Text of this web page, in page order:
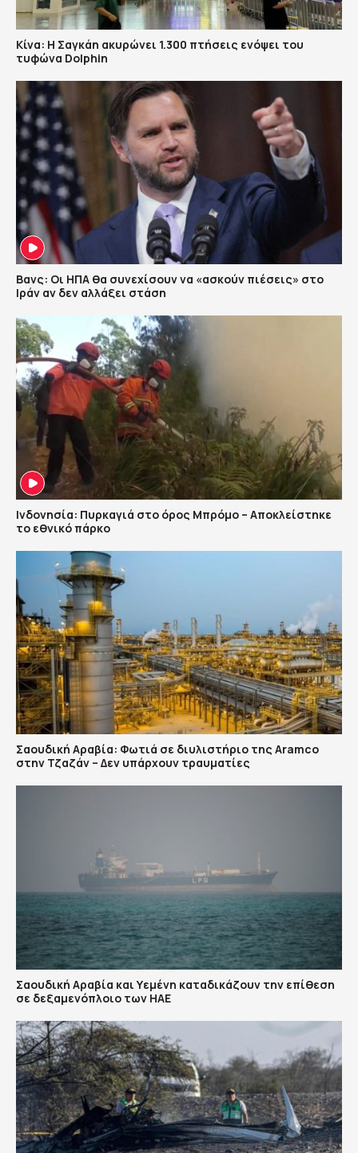
Κίνα: Η Σαγκάη ακυρώνει 1.300 πτήσεις ενόψει του
τυφώνα Dolphin
Βανς: Οι ΗΠΑ θα συνεχίσουν να «ασκούν πιέσεις» στο
Ιράν αν δεν αλλάξει στάση
Ινδονησία: Πυρκαγιά στο όρος Μπρόμο – Αποκλείστηκε
το εθνικό πάρκο
Σαουδική Αραβία: Φωτιά σε διυλιστήριο της Aramco
στην Τζαζάν – Δεν υπάρχουν τραυματίες
Σαουδική Αραβία και Υεμένη καταδικάζουν την επίθεση
σε δεξαμενόπλοιο των ΗΑΕ